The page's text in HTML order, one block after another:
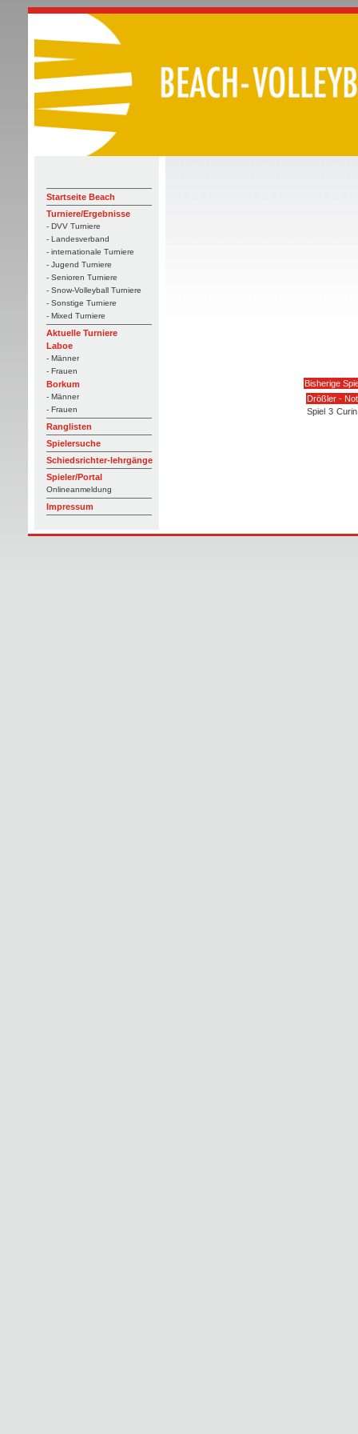
Startseite Beach
Turniere/Ergebnisse
- DVV Turniere
- Landesverband
- internationale Turniere
- Jugend Turniere
- Senioren Turniere
- Snow-Volleyball Turniere
- Sonstige Turniere
- Mixed Turniere
Aktuelle Turniere
Laboe
- Männer
- Frauen
Borkum
- Männer
- Frauen
Ranglisten
Spielersuche
Schiedsrichter-lehrgänge
Spieler/Portal
Onlineanmeldung
Impressum
Bisherige
Drößler -
Spiel 3